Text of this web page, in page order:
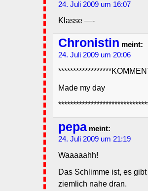
24. Juli 2009 um 16:07
Klasse —-
Chronistin meint:
24. Juli 2009 um 20:06
Made my day
pepa meint:
24. Juli 2009 um 21:19
Waaaaahh!
Das Schlimme ist, es
ziemlich nahe dran.